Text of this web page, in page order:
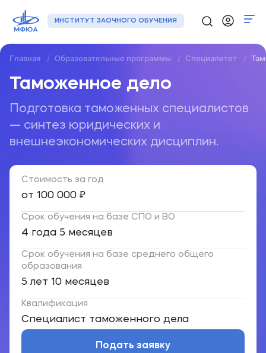
ИНСТИТУТ ЗАОЧНОГО ОБУЧЕНИЯ
Контакты
+7 (495) 133-72-00
Главная Образовательные программы Специалитет
Таможенное дело
Подготовка таможенных специалистов
— синтез юридических и
внешнеэкономических дисциплин.
Стоимость за год
от 100 000 ₽
Срок обучения на базе СПО и ВО
4 года 5 месяцев
Срок обучения на базе среднего общего
образования
5 лет 10 месяцев
Квалификация
Cпециалист таможенного дела
Подать заявку